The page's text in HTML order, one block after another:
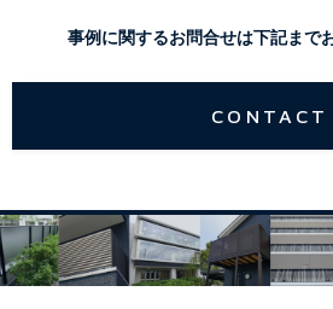
事例に関するお問合せは下記まで
CONTACT